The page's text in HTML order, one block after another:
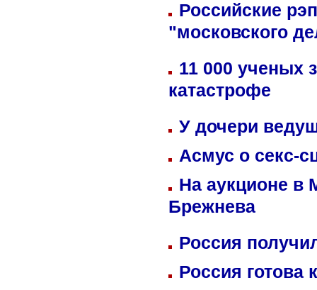
Российские
"московского
11 000 ученых
катастрофе
У дочери
Асмус о секс-
На аукционе в
Брежнева
Россия
Россия готова